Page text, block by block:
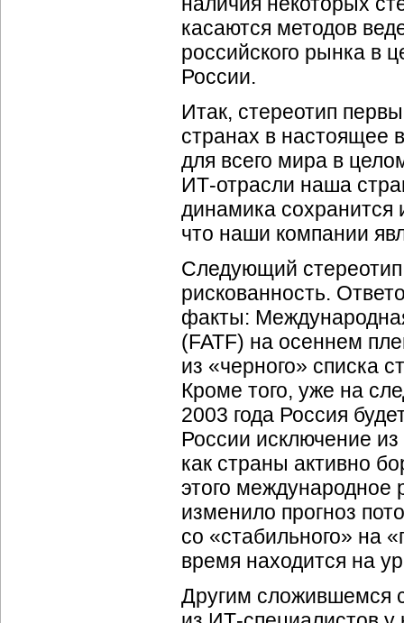
касаются методов
российского рынка в
России.
Итак, стереотип
странах в настоящее
для всего мира в
ИТ-отрасли наша
динамика сохранится
что наши компании
Следующий
рискованность.
факты:
(FATF) на осеннем
из «черного» списка
Кроме того, уже на
2003 года Россия
России исключение
как страны активно
этого международное
изменило прогноз
со «стабильного» на
время находится на
Другим сложившемся